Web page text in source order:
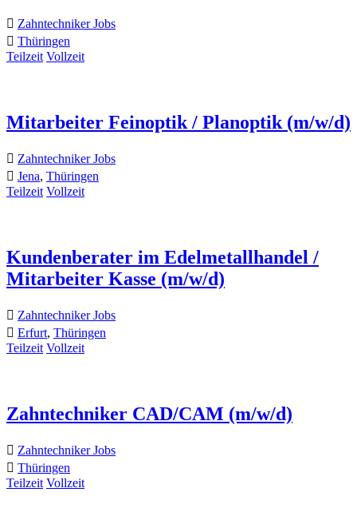
Zahntechniker Jobs
Thüringen
Teilzeit Vollzeit
Mitarbeiter Feinoptik / Planoptik (m/w/d)
Zahntechniker Jobs
Jena, Thüringen
Teilzeit Vollzeit
Kundenberater im Edelmetallhandel /
Mitarbeiter Kasse (m/w/d)
Zahntechniker Jobs
Erfurt, Thüringen
Teilzeit Vollzeit
Zahntechniker CAD/CAM (m/w/d)
Zahntechniker Jobs
Thüringen
Teilzeit Vollzeit